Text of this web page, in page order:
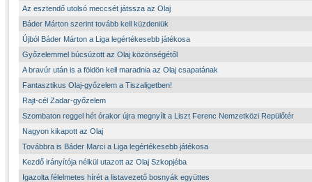
Az esztendő utolsó meccsét játssza az Olaj
Báder Márton szerint tovább kell küzdeniük
Újból Báder Márton a Liga legértékesebb játékosa
Győzelemmel búcsúzott az Olaj közönségétől
A bravúr után is a földön kell maradnia az Olaj csapatának
Fantasztikus Olaj-győzelem a Tiszaligetben!
Rajt-cél Zadar-győzelem
Szombaton reggel hét órakor újra megnyílt a Liszt Ferenc Nemzetközi Repülőtér
Nagyon kikapott az Olaj
Továbbra is Báder Marci a Liga legértékesebb játékosa
Kezdő irányítója nélkül utazott az Olaj Szkopjéba
Igazolta félelmetes hírét a listavezető bosnyák együttes